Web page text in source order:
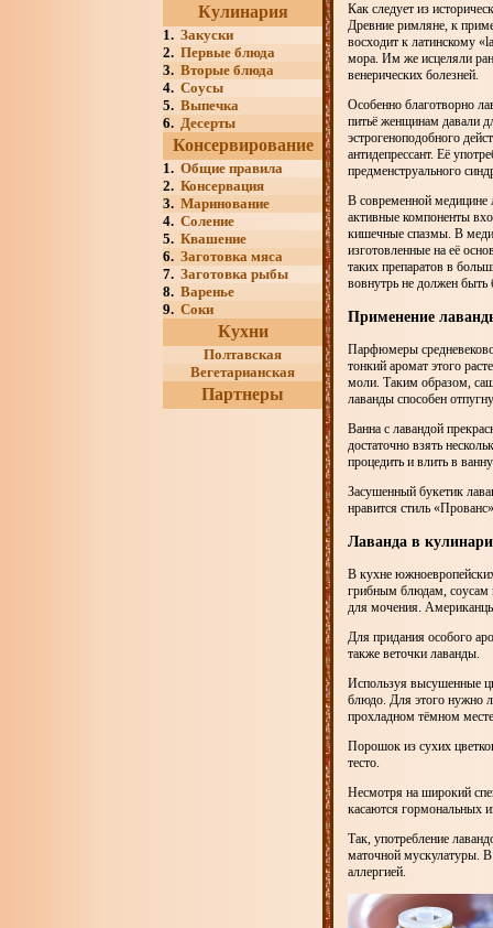
Кулинария
1. Закуски
2. Первые блюда
3. Вторые блюда
4. Соусы
5. Выпечка
6. Десерты
Консервирование
1. Общие правила
2. Консервация
3. Маринование
4. Соление
5. Квашение
6. Заготовка мяса
7. Заготовка рыбы
8. Варенье
9. Соки
Кухни
Полтавская
Вегетарианская
Партнеры
Как следует из
Древние римляне, к
восходит к латинскому
мора. Им же исцеляли
венерических болезней.
Особенно благотворно
питьё женщинам давали
эстрогеноподобного
антидепрессант. Её
предменструального
В современной медицине
активные компоненты
кишечные спазмы. В
изготовленные на её
таких препаратов в
вовнутрь не должен быть
Применение
Парфюмеры
тонкий аромат этого
моли. Таким образом,
лаванды способен
Ванна с лавандой
достаточно взять
процедить и влить в
Засушенный букетик
нравится стиль
Лаванда в
В кухне
грибным блюдам, соусам
для мочения.
Для придания особого
также веточки лаванды.
Используя высушенные
блюдо. Для этого нужно
прохладном тёмном
Порошок из сухих
тесто.
Несмотря на широкий
касаются гормональных
Так, употребление
маточной мускулатуры. В
аллергией.